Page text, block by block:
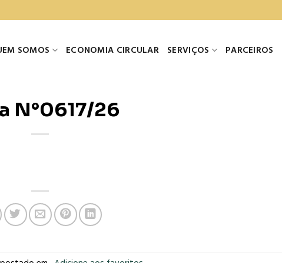
SOMOS ECONOMIA CIRCULAR SERVIÇOS PARCEIROS
N°0617/26